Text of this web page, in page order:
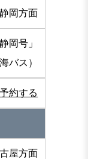
岡方面
岡号」
バス）
約する
屋方面